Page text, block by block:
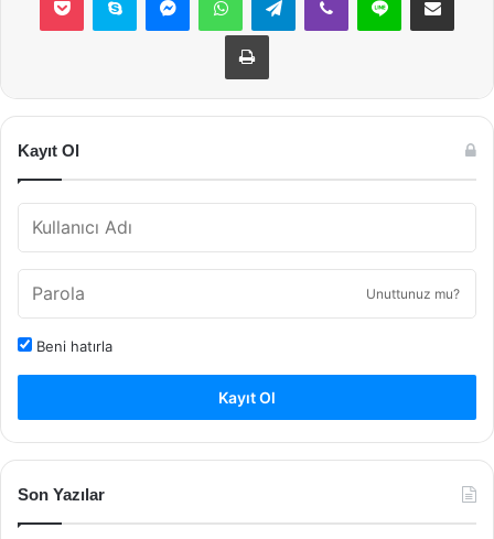
Yazdır
Kayıt Ol
Unuttunuz mu?
Beni hatırla
Kayıt Ol
Son Yazılar